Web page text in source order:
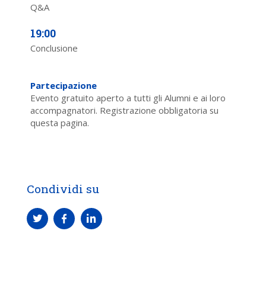
Q&A
19:00
Conclusione
Partecipazione
Evento gratuito aperto a tutti gli Alumni e ai loro
accompagnatori. Registrazione obbligatoria su
questa pagina.
Condividi su